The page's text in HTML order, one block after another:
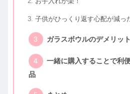
子供がひっくり返す心配が減っ
ガラスボウルのデメリット
一緒に購入することで利
品